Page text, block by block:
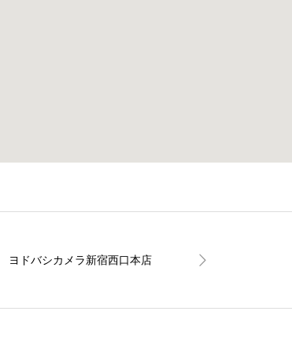
ヨドバシカメラ新宿西口本店